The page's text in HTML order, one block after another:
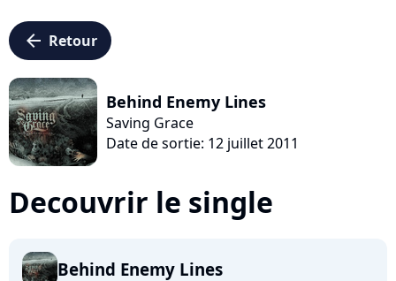
arrow_left Retour
Behind Enemy Lines
Saving Grace
Date de sortie: 12 juillet 2011
Decouvrir le single
Behind Enemy Lines